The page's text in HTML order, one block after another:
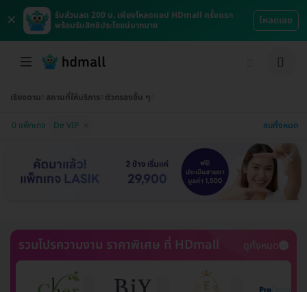
×
รับส่วนลด 200 บ. เพียงโหลดแอป HDmall ครั้งแรก
พร้อมรับสิทธิประโยชน์มากมาย
โหลดเลย
เรียงตาม สถานที่ให้บริการ ตัวกรองอื่น ๆ
0 แพ็กเกจ De VIP ลบทั้งหมด
รวมโปรความงาม ราคาพิเศษ ที่ HDmall ดูทั้งหมด